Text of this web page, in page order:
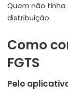
Quem não
distribuição.
Como
FGTS
Pelo